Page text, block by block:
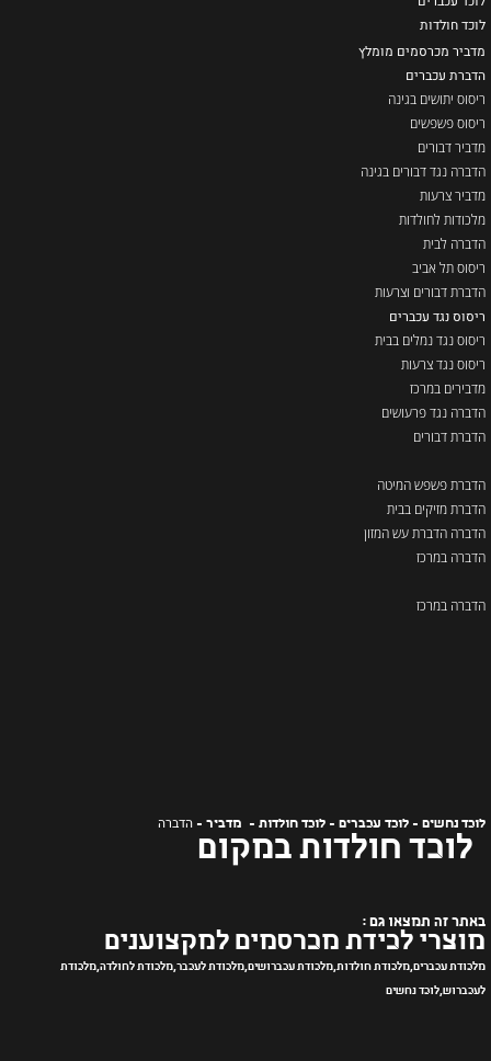
לוכד חולדות
מדביר מכרסמים מומלץ
הדברת עכברים
ריסוס יתושים בגינה
ריסוס פשפשים
מדביר דבורים
הדברה נגד דבורים בגינה
מדביר צרעות
מלכודות לחולדות
הדברה לבית
ריסוס תל אביב
הדברת דבורים וצרעות
ריסוס נגד עכברים
ריסוס נגד נמלים בבית
ריסוס נגד צרעות
מדבירים במרכז
הדברה נגד פרעושים
הדברת דבורים
הדברת פשפש המיטה
הדברת מזיקים בבית
הדברה הדברת עש המזון
הדברה במרכז
הדברה במרכז
לוכד נחשים - לוכד עכברים - לוכד חולדות - מדביר - הדברה
לוכד חולדות במקום
באתר זה תמצאו גם :
מוצרי לכידת מכרסמים למקצוענים
מלכודת עכברים,מלכודת חולדות,מלכודת עכברושים,מלכודת לעכבר,מלכודת לחולדה,מלכודת
לעכברוש,לוכד נחשים